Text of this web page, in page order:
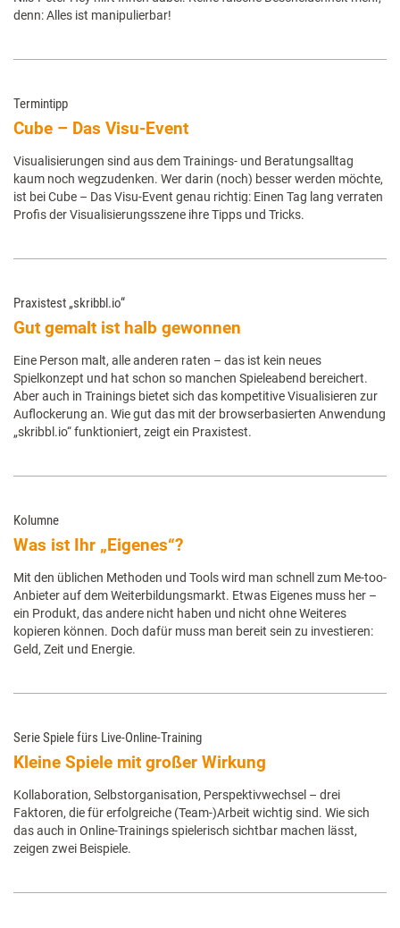
denn: Alles ist manipulierbar!
Termintipp
Cube – Das Visu-Event
Visualisierungen sind aus dem Trainings- und Beratungsalltag
kaum noch wegzudenken. Wer darin (noch) besser werden möchte,
ist bei Cube – Das Visu-Event genau richtig: Einen Tag lang verraten
Profis der Visualisierungsszene ihre Tipps und Tricks.
Praxistest „skribbl.io“
Gut gemalt ist halb gewonnen
Eine Person malt, alle anderen raten – das ist kein neues
Spielkonzept und hat schon so manchen Spieleabend bereichert.
Aber auch in Trainings bietet sich das kompetitive Visualisieren zur
Auflockerung an. Wie gut das mit der browserbasierten Anwendung
„skribbl.io“ funktioniert, zeigt ein Praxistest.
Kolumne
Was ist Ihr „Eigenes“?
Mit den üblichen Methoden und Tools wird man schnell zum Me-too-
Anbieter auf dem Weiterbildungsmarkt. Etwas Eigenes muss her –
ein Produkt, das andere nicht haben und nicht ohne Weiteres
kopieren können. Doch dafür muss man bereit sein zu investieren:
Geld, Zeit und Energie.
Serie Spiele fürs Live-Online-Training
Kleine Spiele mit großer Wirkung
Kollaboration, Selbstorganisation, Perspektivwechsel – drei
Faktoren, die für erfolgreiche (Team-)Arbeit wichtig sind. Wie sich
das auch in Online-Trainings spielerisch sichtbar machen lässt,
zeigen zwei Beispiele.